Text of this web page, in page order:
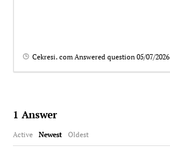
Cekresi. com Answered question05/07/2026
1 Answer
Active Newest Oldest